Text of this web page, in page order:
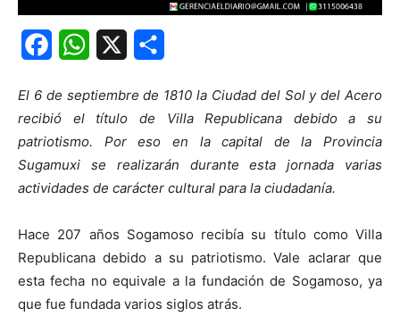
FacebookWhatsApp
El 6 de septiembre de 1810 la Ciudad del Sol y del Acero
recibió el título de Villa Republicana debido a su
patriotismo. Por eso en la capital de la Provincia
Sugamuxi se realizarán durante esta jornada varias
actividades de carácter cultural para la ciudadanía.
Hace 207 años Sogamoso recibía su título como Villa
Republicana debido a su patriotismo. Vale aclarar que
esta fecha no equivale a la fundación de Sogamoso, ya
que fue fundada varios siglos atrás.